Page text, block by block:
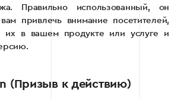
Правильно использованный, он
привлечь внимание посетителей,
их в вашем продукте или услуге и
(Призыв к действию)